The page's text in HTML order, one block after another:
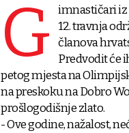
G
imnastičari iz
12. travnja
članova
Predvodit će
petog mjesta na
na preskoku na Dobro
prošlogodišnje zlato.
- Ove godine, nažalost,